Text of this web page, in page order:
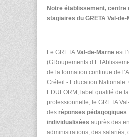
Notre établissement, centre
stagiaires du GRETA Val-de-
Le GRETA Val-de-Marne est
(GRoupements
de la formation continue de
Créteil - Education Nationale.
EDUFORM, label qualité de
professionnelle, le GRETA
des réponses pédagogiques
individualisées auprès des
administrations, des salariés,